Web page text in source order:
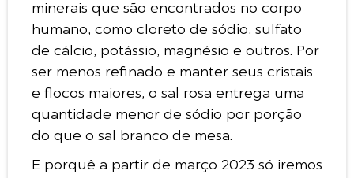
minerais que são encontrados no corpo
humano, como cloreto de sódio, sulfato
de cálcio, potássio, magnésio e outros. Por
ser menos refinado e manter seus cristais
e flocos maiores, o sal rosa entrega uma
quantidade menor de sódio por porção
do que o sal branco de mesa.
E porquê a partir de março 2023 só iremos